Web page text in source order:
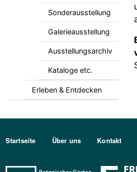
Sonderausstellung
Galerieausstellung
Ausstellungsarchiv
Kataloge etc.
Erleben & Entdecken
Sekundärmenu DE
Startseite Über uns Kontakt